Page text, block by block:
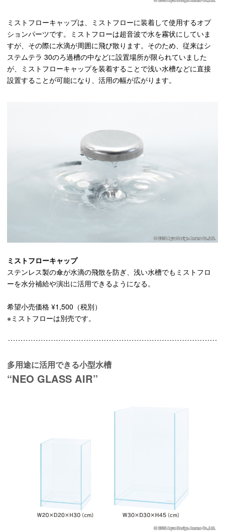
ミストフローキャップは、ミストフローに装着して使用するオプ
ションパーツです。ミストフローは超音波で水を霧状にしていま
すが、その際に水滴が周囲に飛び散ります。そのため、従来はシ
ステムテラ 30のろ過槽の中などに設置場所が限られていました
が、ミストフローキャップを装着することで浅い水槽などに直接
設置することが可能になり、活用の幅が広がります。
ミストフローキャップ
ステンレス製の傘が水滴の飛散を防ぎ、浅い水槽でもミストフロ
ーを水分補給や演出に活用できるようになる。
希望小売価格 ¥1,500（税別）
※ミストフローは別売です。
多用途に活用できる小型水槽
“NEO GLASS AIR”